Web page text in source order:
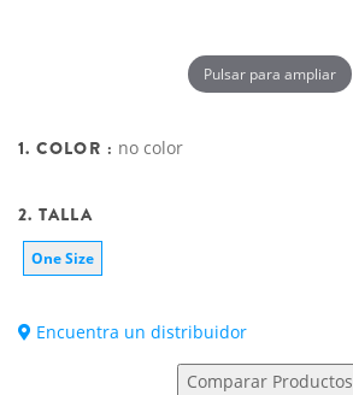
Pulsar para ampliar
1. COLOR : no color
2. TALLA
One Size
Encuentra un distribuidor
Comparar Productos